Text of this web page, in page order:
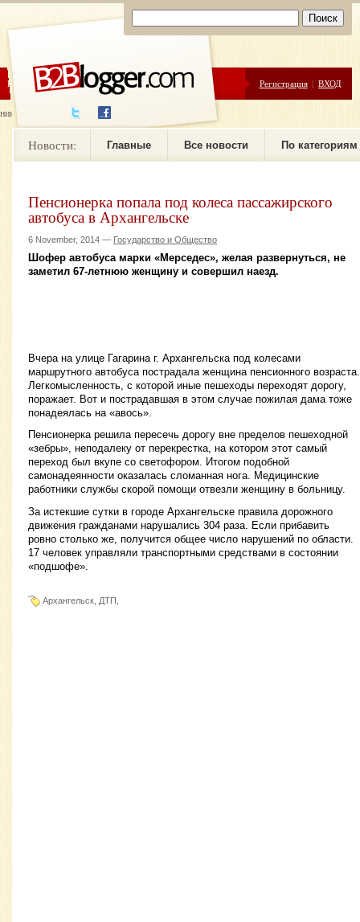
ЦЕНЫ ПОМОЩЬ Регистрация | ВХОД
новостей
Новости: Главные Все новости По категориям
Пенсионерка попала под колеса пассажирского
автобуса в Архангельске
6 November, 2014 — Государство и Общество
Шофер автобуса марки «Мерседес», желая развернуться, не
заметил 67-летнюю женщину и совершил наезд.
Вчера на улице Гагарина г. Архангельска под колесами
маршрутного автобуса пострадала женщина пенсионного возраста.
Легкомысленность, с которой иные пешеходы переходят дорогу,
поражает. Вот и пострадавшая в этом случае пожилая дама тоже
понадеялась на «авось».
Пенсионерка решила пересечь дорогу вне пределов пешеходной
«зебры», неподалеку от перекрестка, на котором этот самый
переход был вкупе со светофором. Итогом подобной
самонадеянности оказалась сломанная нога. Медицинские
работники службы скорой помощи отвезли женщину в больницу.
За истекшие сутки в городе Архангельске правила дорожного
движения гражданами нарушались 304 раза. Если прибавить
ровно столько же, получится общее число нарушений по области.
17 человек управляли транспортными средствами в состоянии
«подшофе».
Архангельск, ДТП,